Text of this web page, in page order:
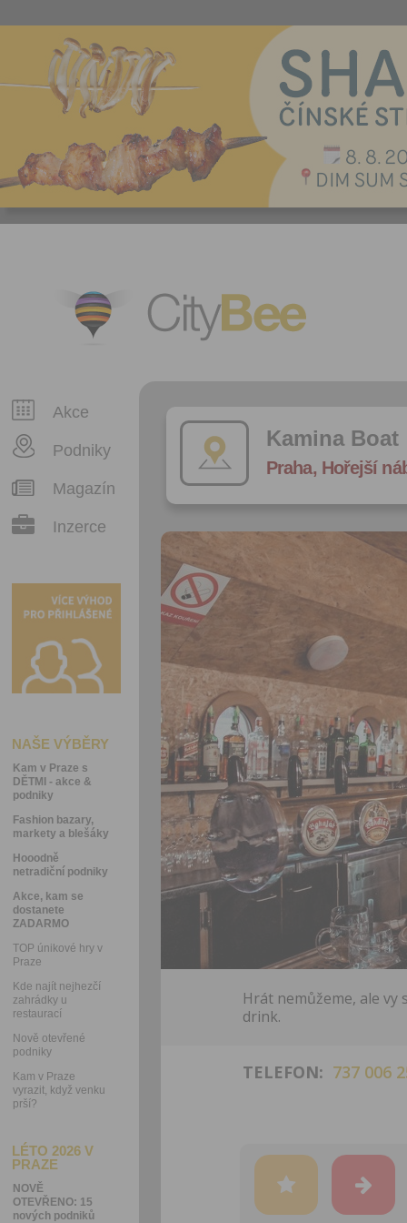
CityBee
Akce
Podniky
Magazín
Inzerce
NAŠE VÝBĚRY
Kam v Praze s
DĚTMI - akce &
podniky
Fashion bazary,
markety a blešáky
Hooodně
netradiční podniky
Akce, kam se
dostanete
ZADARMO
TOP únikové hry v
Praze
Kde najít nejhezčí
zahrádky u
restaurací
Nově otevřené
podniky
Kam v Praze
vyrazit, když venku
prší?
LÉTO 2026 V
PRAZE
NOVĚ
OTEVŘENO: 15
nových podniků
Kamina Boat
Praha, Hořejší
Hrát nemůžeme, ale
drink.
TELEFON: 737 006